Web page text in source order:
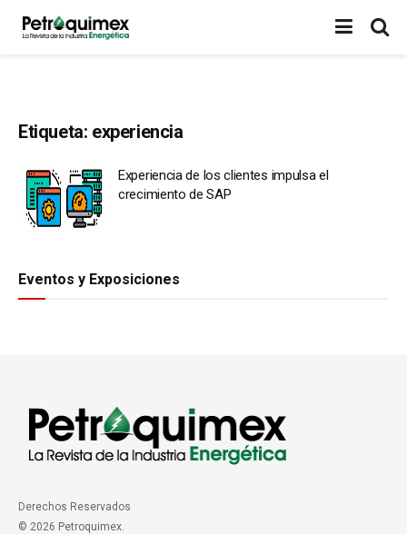
Etiqueta: experiencia
Experiencia de los clientes impulsa el
crecimiento de SAP
Eventos y Exposiciones
Derechos Reservados
© 2026 Petroquimex.